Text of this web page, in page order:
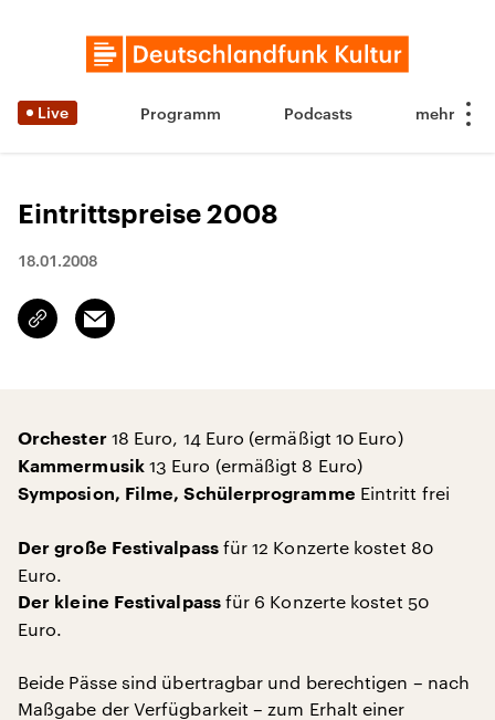
Live Programm Podcasts
Eintrittspreise 2008
18.01.2008
Link
kopieren/teilen
Email
Orchester18 Euro, 14 Euro (ermäßigt 10 Euro)
Kammermusik13 Euro (ermäßigt 8 Euro)
Symposion, Filme, Schülerprogramme Eintritt frei
Der große Festivalpassfür 12 Konzerte kostet 80
Euro.
Der kleine Festivalpassfür 6 Konzerte kostet 50
Euro.
Beide Pässe sind übertragbar und berechtigen – nach
Maßgabe der Verfügbarkeit – zum Erhalt einer